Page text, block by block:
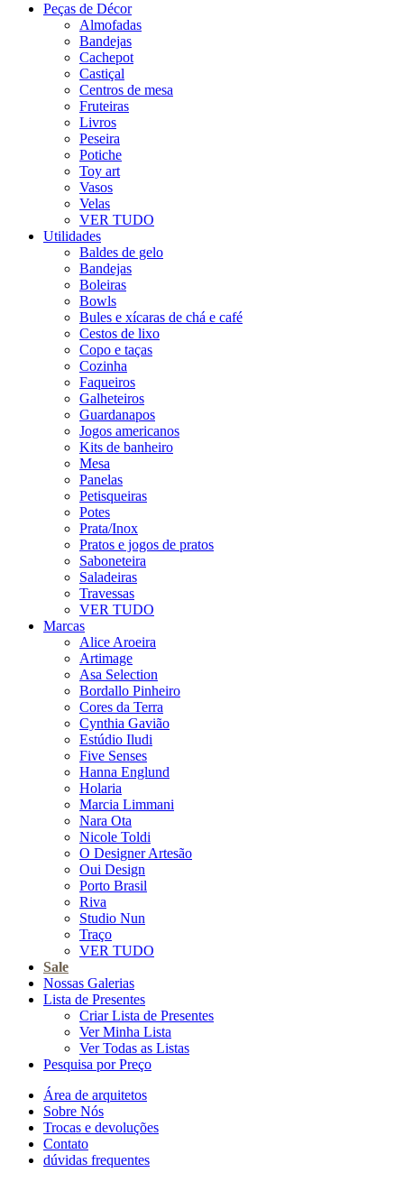
Peças de Décor
Almofadas
Bandejas
Cachepot
Castiçal
Centros de mesa
Fruteiras
Livros
Peseira
Potiche
Toy art
Vasos
Velas
VER TUDO
Utilidades
Baldes de gelo
Bandejas
Boleiras
Bowls
Bules e xícaras de chá e café
Cestos de lixo
Copo e taças
Cozinha
Faqueiros
Galheteiros
Guardanapos
Jogos americanos
Kits de banheiro
Mesa
Panelas
Petisqueiras
Potes
Prata/Inox
Pratos e jogos de pratos
Saboneteira
Saladeiras
Travessas
VER TUDO
Marcas
Alice Aroeira
Artimage
Asa Selection
Bordallo Pinheiro
Cores da Terra
Cynthia Gavião
Estúdio Iludi
Five Senses
Hanna Englund
Holaria
Marcia Limmani
Nara Ota
Nicole Toldi
O Designer Artesão
Oui Design
Porto Brasil
Riva
Studio Nun
Traço
VER TUDO
Sale
Nossas Galerias
Lista de Presentes
Criar Lista de Presentes
Ver Minha Lista
Ver Todas as Listas
Pesquisa por Preço
Área de arquitetos
Sobre Nós
Trocas e devoluções
Contato
dúvidas frequentes